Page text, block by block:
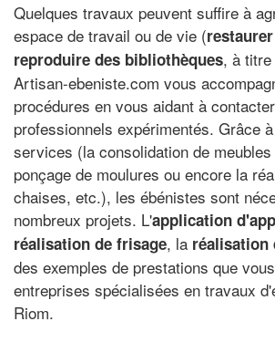
Quelques travaux peuvent suffire à
espace de travail ou de vie (
reproduire des bibliothèques, à
Artisan-ebeniste.com vous
procédures en vous aidant à
professionnels expérimentés. Grâce
services (la consolidation de
ponçage de moulures ou encore la
chaises, etc.), les ébénistes sont
nombreux projets. L'application
réalisation de frisage, la réalisation
des exemples de prestations que
entreprises spécialisées en travaux
Riom.